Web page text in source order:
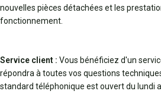
nouvelles pièces détachées et les
fonctionnement.
Service client : Vous bénéficiez d'un
répondra à toutes vos questions
standard téléphonique est ouvert du lundi